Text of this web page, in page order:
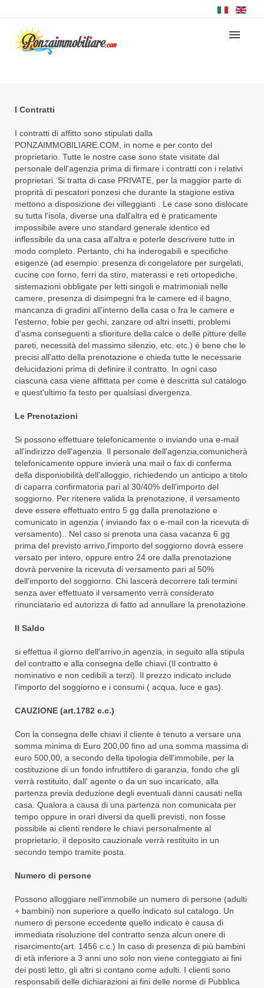
I Contratti
I contratti di affitto sono stipulati dalla
PONZAIMMOBILIARE.COM, in nome e per conto del
proprietario. Tutte le nostre case sono state visitate dal
personale dell'agenzia prima di firmare i contratti con i relativi
proprietari. Si tratta di case PRIVATE, per la maggior parte di
proprità di pescatori ponzesi che durante la stagione estiva
mettono a disposizione dei villeggianti . Le case sono dislocate
su tutta l'isola, diverse una dall'altra ed è praticamente
impossibile avere uno standard generale identico ed
inflessibile da una casa all'altra e poterle descrivere tutte in
modo completo. Pertanto, chi ha inderogabili e specifiche
esigenze (ad esempio: presenza di congelatore per surgelati,
cucine con forno, ferri da stiro, materassi e reti ortopediche,
sistemazioni obbligate per letti singoli e matrimoniali nelle
camere, presenza di disimpegni fra le camere ed il bagno,
mancanza di gradini all'interno della casa o fra le camere e
l'esterno, fobie per gechi, zanzare od altri insetti, problemi
d'asma conseguenti a sfioriture della calce o delle pitture delle
pareti, necessità del massimo silenzio, etc. etc.) è bene che le
precisi all'atto della prenotazione e chieda tutte le necessarie
delucidazioni prima di definire il contratto. In ogni caso
ciascuna casa viene affittata per come è descritta sul catalogo
e quest'ultimo fa testo per qualsiasi divergenza.
Le Prenotazioni
Si possono effettuare telefonicamente o inviando una e-mail
all'indirizzo dell'agenzia. Il personale dell'agenzia,comunicherà
telefonicamente oppure invierà una mail o fax di conferma
della disponiobilità dell'alloggio, richiedendo un anticipo a titolo
di caparra confirmatoria pari al 30/40% dell'importo del
soggiorno. Per ritenere valida la prenotazione, il versamento
deve essere effettuato entro 5 gg dalla prenotazione e
comunicato in agenzia ( inviando fax o e-mail con la ricevuta di
versamento).. Nel caso si prenota una casa vacanza 6 gg
prima del previsto arrivo,l'importo del soggiorno dovrà essere
versato per intero, oppure entro 24 ore dalla prenotazione
dovrà pervenire la ricevuta di versamento pari al 50%
dell'importo del soggiorno. Chi lascerà decorrere tali termini
senza aver effettuato il versamento verrà considerato
rinunciatario ed autorizza di fatto ad annullare la prenotazione.
Il Saldo
si effettua il giorno dell'arrivo,in agenzia, in seguito alla stipula
del contratto e alla consegna delle chiavi.(Il contratto è
nominativo e non cedibili a terzi). Il prezzo indicato include
l'importo del soggiorno e i consumi ( acqua, luce e gas).
CAUZIONE (art.1782 c.c.)
Con la consegna delle chiavi il cliente è tenuto a versare una
somma minima di Euro 200,00 fino ad una somma massima di
euro 500,00, a secondo della tipologia dell'immobile, per la
costituzione di un fondo infruttifero di garanzia, fondo che gli
verrà restituito, dall' agente o da un suo incaricato, alla
partenza previa deduzione degli eventuali danni causati nella
casa. Qualora a causa di una partenza non comunicata per
tempo oppure in orari diversi da quelli previsti, non fosse
possibile ai clienti rendere le chiavi personalmente al
proprietario, il deposito cauzionale verrà restituito in un
secondo tempo tramite posta.
Numero di persone
Possono alloggiare nell'immobile un numero di persone (adulti
+ bambini) non superiore a quello indicato sul catalogo. Un
numero di persone eccedente quello indicato è causa di
immediata risoluzione del contratto senza alcun onere di
risarcimento(art. 1456 c.c.) In caso di presenza di più bambini
di età inferiore a 3 anni uno solo non viene conteggiato ai fini
dei posti letto, gli altri si contano come adulti. I clienti sono
responsabili delle dichiarazioni ai fini delle norme di Pubblica